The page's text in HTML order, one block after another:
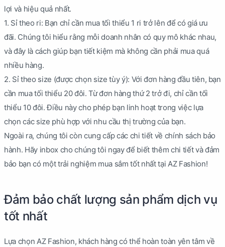
lợi và hiệu quả nhất.
1. Sỉ theo ri: Bạn chỉ cần mua tối thiểu 1 ri trở lên để có giá ưu
đãi. Chúng tôi hiểu rằng mỗi doanh nhân có quy mô khác nhau,
và đây là cách giúp bạn tiết kiệm mà không cần phải mua quá
nhiều hàng.
2. Sỉ theo size (được chọn size tùy ý): Với đơn hàng đầu tiên, bạn
cần mua tối thiểu 20 đôi. Từ đơn hàng thứ 2 trở đi, chỉ cần tối
thiểu 10 đôi. Điều này cho phép bạn linh hoạt trong việc lựa
chọn các size phù hợp với nhu cầu thị trường của bạn.
Ngoài ra, chúng tôi còn cung cấp các chi tiết về chính sách bảo
hành. Hãy inbox cho chúng tôi ngay để biết thêm chi tiết và đảm
bảo bạn có một trải nghiệm mua sắm tốt nhất tại AZ Fashion!
Đảm bảo chất lượng sản phẩm dịch vụ
tốt nhất
Lựa chọn AZ Fashion, khách hàng có thể hoàn toàn yên tâm về